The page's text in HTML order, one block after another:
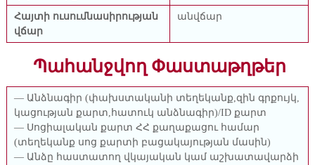
Հայտի ուսումնասիրության
վճար
անվճար
Պահանջվող Փաստաթղթեր
— Անձնագիր (փախստականի տեղեկանք,զին գրքույկ,
կացության քարտ,հատուկ անձնագիր)/ID քարտ
— Սոցիալական քարտ ՀՀ քաղաքացու համար
(տեղեկանք սոց քարտի բացակայության մասին)
— Անձը հաստատող վկայական կամ աշխատավարձի